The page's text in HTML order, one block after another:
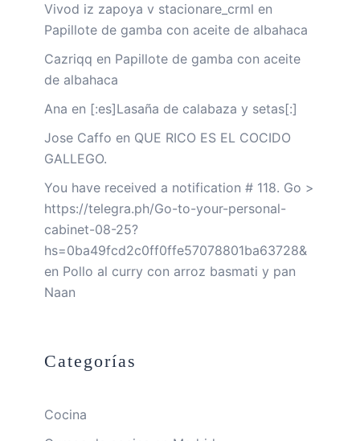
Vivod iz zapoya v stacionare_crml en
Papillote de gamba con aceite de albahaca
Cazriqq en Papillote de gamba con aceite
de albahaca
Ana en [:es]Lasaña de calabaza y setas[:]
Jose Caffo en QUE RICO ES EL COCIDO
GALLEGO.
You have received a notification # 118. Go >
https://telegra.ph/Go-to-your-personal-
cabinet-08-25?
hs=0ba49fcd2c0ff0ffe57078801ba63728&
en Pollo al curry con arroz basmati y pan
Naan
Categorías
Cocina